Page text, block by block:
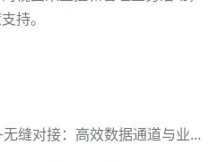
持。
汤臣倍健营销云与畅捷通T+无缝对接：高效数据通道与业务价值升级